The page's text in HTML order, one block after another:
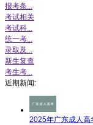
报考条...
考试相关
考试科...
统一考...
录取及...
新生复查
考生考...
近期新闻:
2025年广东成人高